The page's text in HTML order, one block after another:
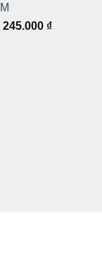
245.000 ₫Khoảng